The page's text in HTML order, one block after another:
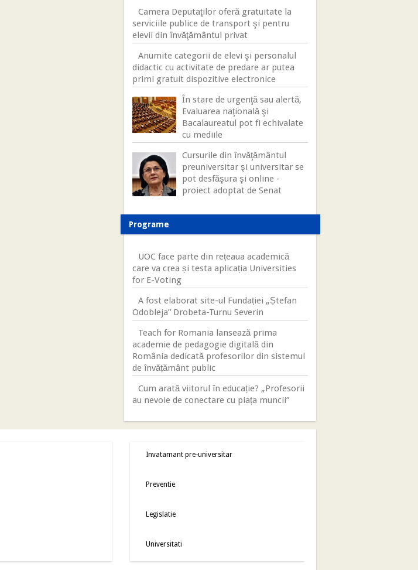
Camera Deputaţilor oferă gratuitate la
serviciile publice de transport şi pentru
elevii din învăţământul privat
Anumite categorii de elevi şi personalul
didactic cu activitate de predare ar putea
primi gratuit dispozitive electronice
În stare de urgenţă sau alertă,
Evaluarea naţională şi
Bacalaureatul pot fi echivalate
cu mediile
Cursurile din învăţământul
preuniversitar şi universitar se
pot desfăşura şi online -
proiect adoptat de Senat
Programe
UOC face parte din rețeaua academică
care va crea și testa aplicația Universities
for E-Voting
A fost elaborat site-ul Fundației „Ștefan
Odobleja” Drobeta-Turnu Severin
Teach for Romania lansează prima
academie de pedagogie digitală din
România dedicată profesorilor din sistemul
de învățământ public
Cum arată viitorul în educație? „Profesorii
au nevoie de conectare cu piața muncii”
Invatamant pre-universitar
Preventie
Legislatie
Universitati